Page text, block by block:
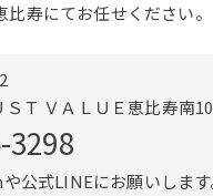
寿にてお任せください。
Ｔ ＶＡＬＵＥ恵比寿南
3298
公式LINEにお願いしま